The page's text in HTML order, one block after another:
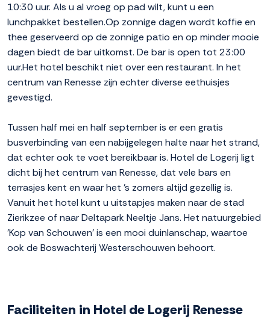
10:30 uur. Als u al vroeg op pad wilt, kunt u een
lunchpakket bestellen.Op zonnige dagen wordt koffie en
thee geserveerd op de zonnige patio en op minder mooie
dagen biedt de bar uitkomst. De bar is open tot 23:00
uur.Het hotel beschikt niet over een restaurant. In het
centrum van Renesse zijn echter diverse eethuisjes
gevestigd.
Tussen half mei en half september is er een gratis
busverbinding van een nabijgelegen halte naar het strand,
dat echter ook te voet bereikbaar is. Hotel de Logerij ligt
dicht bij het centrum van Renesse, dat vele bars en
terrasjes kent en waar het 's zomers altijd gezellig is.
Vanuit het hotel kunt u uitstapjes maken naar de stad
Zierikzee of naar Deltapark Neeltje Jans. Het natuurgebied
'Kop van Schouwen' is een mooi duinlanschap, waartoe
ook de Boswachterij Westerschouwen behoort.
Faciliteiten in Hotel de Logerij Renesse